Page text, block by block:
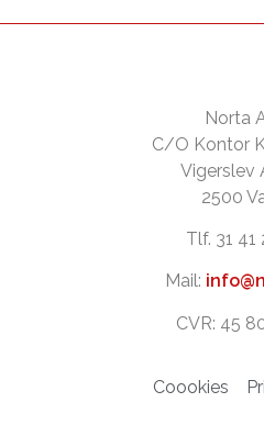
Norta
C/O Kontor
Vigerslev
2500
Tlf. 31 41
Mail:
CVR: 45
Coookies